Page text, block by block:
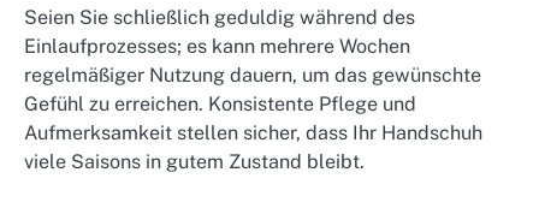
Seien Sie schließlich geduldig während des
Einlaufprozesses; es kann mehrere Wochen
regelmäßiger Nutzung dauern, um das gewünschte
Gefühl zu erreichen. Konsistente Pflege und
Aufmerksamkeit stellen sicher, dass Ihr Handschuh
viele Saisons in gutem Zustand bleibt.